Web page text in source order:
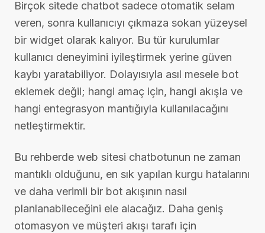
Birçok sitede chatbot sadece otomatik selam
veren, sonra kullanıcıyı çıkmaza sokan yüzeysel
bir widget olarak kalıyor. Bu tür kurulumlar
kullanıcı deneyimini iyileştirmek yerine güven
kaybı yaratabiliyor. Dolayısıyla asıl mesele bot
eklemek değil; hangi amaç için, hangi akışla ve
hangi entegrasyon mantığıyla kullanılacağını
netleştirmektir.
Bu rehberde web sitesi chatbotunun ne zaman
mantıklı olduğunu, en sık yapılan kurgu hatalarını
ve daha verimli bir bot akışının nasıl
planlanabileceğini ele alacağız. Daha geniş
otomasyon ve müşteri akışı tarafı için